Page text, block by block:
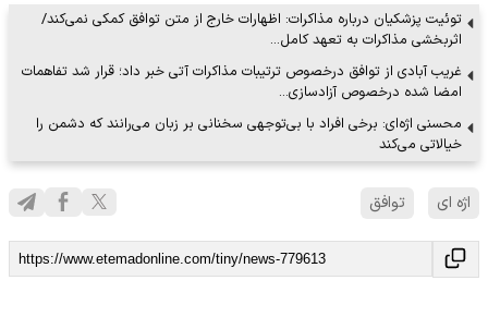
توئیت پزشکیان درباره مذاکرات: اظهارات خارج از متن توافق کمکی نمی‌کند/
اثربخشی مذاکرات به تعهد کامل…
غریب آبادی از توافق درخصوص ترتیبات مذاکرات آتی خبر داد؛ قرار شد تفاهمات
امضا شده درخصوص آزادسازی…
محسنی اژه‌ای: برخی افراد با بی‌توجهی سخنانی بر زبان می‌رانند که دشمن را
خیالاتی می‌کند
اژه ای توافق